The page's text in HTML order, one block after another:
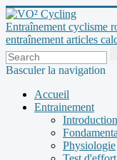
Entraînement cyclisme
entraînement articles
Basculer la navigation
Accueil
Entrainement
Introduction
Physiologie